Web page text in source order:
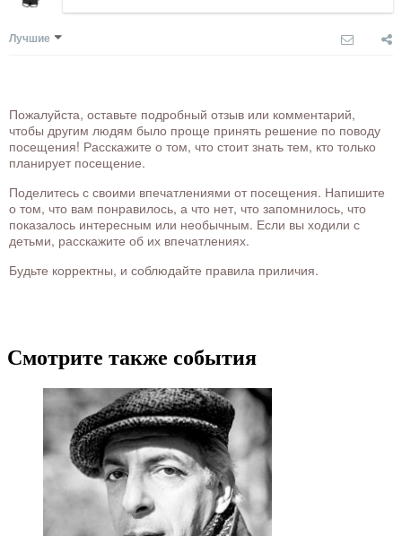
Лучшие
Пожалуйста, оставьте подробный отзыв или комментарий,
чтобы другим людям было проще принять решение по поводу
посещения! Расскажите о том, что стоит знать тем, кто только
планирует посещение.
Поделитесь с своими впечатлениями от посещения. Напишите
о том, что вам понравилось, а что нет, что запомнилось, что
показалось интересным или необычным. Если вы ходили с
детьми, расскажите об их впечатлениях.
Будьте корректны, и соблюдайте правила приличия.
Смотрите также события